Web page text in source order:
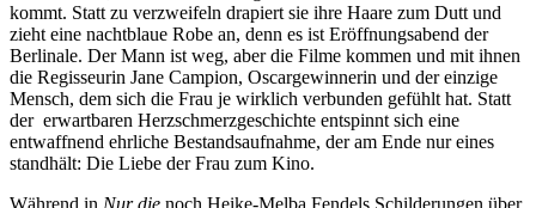
kommt. Statt zu verzweifeln drapiert sie ihre Haare zum Dutt und
zieht eine nachtblaue Robe an, denn es ist Eröffnungsabend der
Berlinale. Der Mann ist weg, aber die Filme kommen und mit ihnen
die Regisseurin Jane Campion, Oscargewinnerin und der einzige
Mensch, dem sich die Frau je wirklich verbunden gefühlt hat. Statt
der erwartbaren Herzschmerzgeschichte entspinnt sich eine
entwaffnend ehrliche Bestandsaufnahme, der am Ende nur eines
standhält: Die Liebe der Frau zum Kino.